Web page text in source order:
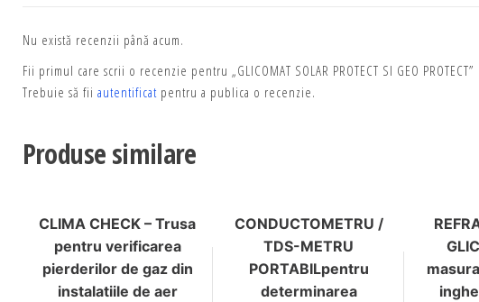
Nu există recenzii până acum.
Fii primul care scrii o recenzie pentru „GLICOMAT SOLAR PROTECT SI GEO PROTECT”
Trebuie să fii autentificatpentru a publica o recenzie.
Produse similare
CLIMA CHECK – Trusa
pentru verificarea
pierderilor de gaz din
instalatiile de aer
CONDUCTOMETRU /
TDS-METRU
PORTABILpentru
determinarea